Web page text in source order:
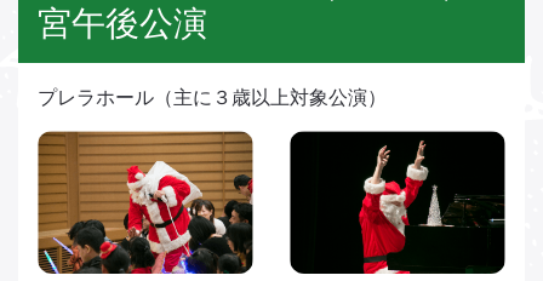
宮午後公演
プレラホール（主に３歳以上対象公演）